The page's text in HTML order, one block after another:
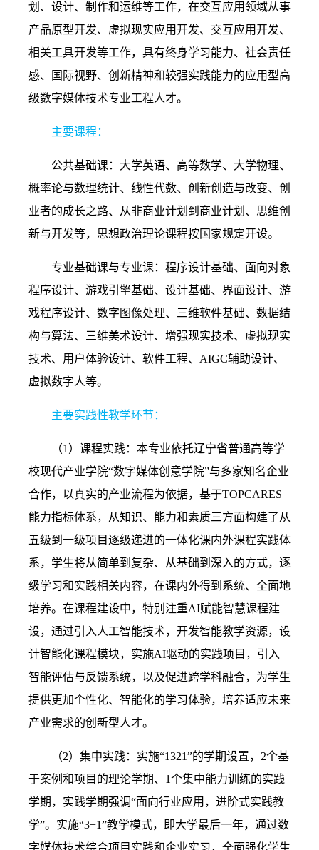
划、设计、制作和运维等工作，在交互应用领域从事
产品原型开发、虚拟现实应用开发、交互应用开发、
相关工具开发等工作，具有终身学习能力、社会责任
感、国际视野、创新精神和较强实践能力的应用型高
级数字媒体技术专业工程人才。
主要课程：
公共基础课：大学英语、高等数学、大学物理、
概率论与数理统计、线性代数、创新创造与改变、创
业者的成长之路、从非商业计划到商业计划、思维创
新与开发等，思想政治理论课程按国家规定开设。
专业基础课与专业课：程序设计基础、面向对象
程序设计、游戏引擎基础、设计基础、界面设计、游
戏程序设计、数字图像处理、三维软件基础、数据结
构与算法、三维美术设计、增强现实技术、虚拟现实
技术、用户体验设计、软件工程、 AIGC辅助设计、
虚拟数字人等。
主要实践性教学环节：
（1） 课程实践：本专业依托辽宁省普通高等学
校现代产业学院“数字媒体创意学院”与多家知名企业
合作，以真实的产业流程为依据，基于TOPCARES
能力指标体系，从知识、能力和素质三方面构建了从
五级到一级项目逐级递进的一体化课内外课程实践体
系，学生将从简单到复杂、从基础到深入的方式，逐
级学习和实践相关内容，在课内外得到系统、全面地
培养。在课程建设中，特别注重AI赋能智慧课程建
设，通过引入人工智能技术，开发智能教学资源，设
计智能化课程模块，实施AI驱动的实践项目，引入
智能评估与反馈系统，以及促进跨学科融合，为学生
提供更加个性化、智能化的学习体验，培养适应未来
产业需求的创新型人才。
（2） 集中实践：实施“1321”的学期设置， 2个基
于案例和项目的理论学期、 1个集中能力训练的实践
学期，实践学期强调“面向行业应用，进阶式实践教
学”。实施“3+1”教学模式，即大学最后一年，通过数
字媒体技术综合项目实践和企业实习，全面强化学生